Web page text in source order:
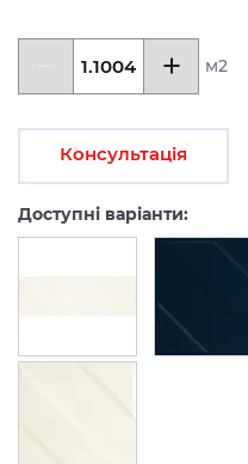
м2
Консультація
Доступні варіанти: